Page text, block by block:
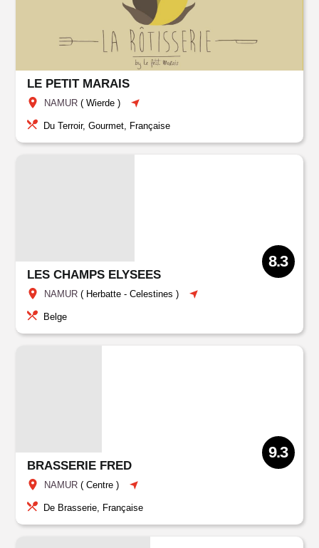
LE PETIT MARAIS
NAMUR (Wierde )
Du Terroir, Gourmet, Française
LES CHAMPS ELYSEES
NAMUR ( Herbatte - Celestines )
8.3
Belge
BRASSERIE FRED
NAMUR (Centre )
9.3
De Brasserie, Française